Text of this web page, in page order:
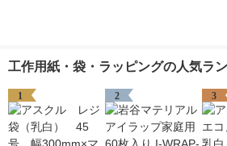
工作用紙・袋・ラッピングの人気ラ
1 2 3